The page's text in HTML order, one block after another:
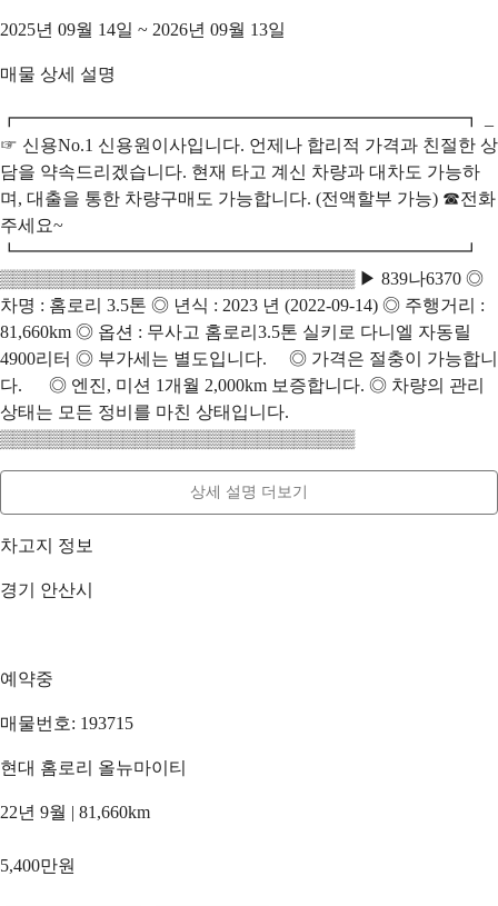
2025년 09월 14일 ~ 2026년 09월 13일
매물 상세 설명
┏━━━━━━━━━━━━━━━━━━━━━━━━━┓ _
☞ 신용No.1 신용원이사입니다. 언제나 합리적 가격과 친절한 상
담을 약속드리겠습니다. 현재 타고 계신 차량과 대차도 가능하
며, 대출을 통한 차량구매도 가능합니다. (전액할부 가능) ☎전화
주세요~
┗━━━━━━━━━━━━━━━━━━━━━━━━━┛
▒▒▒▒▒▒▒▒▒▒▒▒▒▒▒▒▒▒▒▒▒▒▒▒▒▒▒▒▒ ▶ 839나6370 ◎
차명 : 홈로리 3.5톤 ◎ 년식 : 2023 년 (2022-09-14) ◎ 주행거리 :
81,660km ◎ 옵션 : 무사고 홈로리3.5톤 실키로 다니엘 자동릴
4900리터 ◎ 부가세는 별도입니다. ◎ 가격은 절충이 가능합니
다. ◎ 엔진, 미션 1개월 2,000km 보증합니다. ◎ 차량의 관리
상태는 모든 정비를 마친 상태입니다.
▒▒▒▒▒▒▒▒▒▒▒▒▒▒▒▒▒▒▒▒▒▒▒▒▒▒▒▒▒
상세 설명 더보기
차고지 정보
경기 안산시
예약중
매물번호: 193715
현대 홈로리 올뉴마이티
22년 9월 | 81,660km
5,400만원